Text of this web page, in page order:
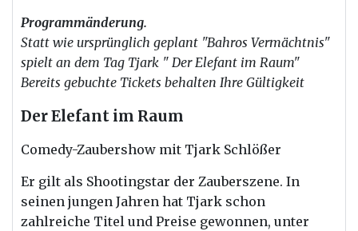
Programmänderung.
Statt wie ursprünglich geplant "Bahros Vermächtnis"
spielt an dem Tag Tjark " Der Elefant im Raum"
Bereits gebuchte Tickets behalten Ihre Gültigkeit
Der Elefant im Raum
Comedy-Zaubershow mit Tjark Schlößer
Er gilt als Shootingstar der Zauberszene. In
seinen jungen Jahren hat Tjark schon
zahlreiche Titel und Preise gewonnen, unter